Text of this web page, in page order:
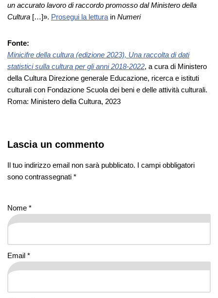
un accurato lavoro di raccordo promosso dal Ministero della
Cultura […]». Prosegui la lettura in Numeri
Fonte:
Minicifre della cultura (edizione 2023), Una raccolta di dati
statistici sulla cultura per gli anni 2018-2022, a cura di Ministero
della Cultura Direzione generale Educazione, ricerca e istituti
culturali con Fondazione Scuola dei beni e delle attività culturali.
Roma: Ministero della Cultura, 2023
Lascia un commento
Il tuo indirizzo email non sarà pubblicato. I campi obbligatori
sono contrassegnati *
Nome *
Email *